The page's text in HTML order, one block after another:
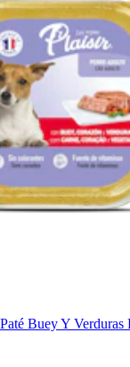
Buey Y Verduras